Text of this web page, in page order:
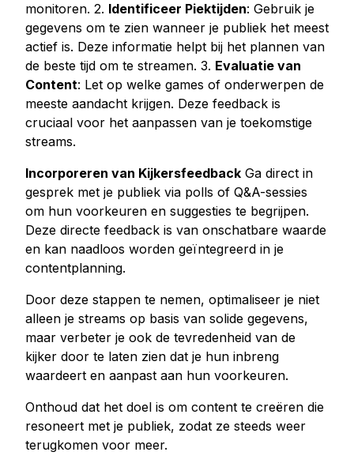
Youtube kijkuren kopen
Meer diensten
Audiomateriaal kopen
LinkedIn volgers kopen
Tiktok live beelden kopen
Twitch volgers kopen
Twitch Livestream bekeken kopen
monitoren. 2. Identificeer Piektijden: Gebruik je
gegevens om te zien wanneer je publiek het meest
actief is. Deze informatie helpt bij het plannen van
de beste tijd om te streamen. 3. Evaluatie van
Content: Let op welke games of onderwerpen de
meeste aandacht krijgen. Deze feedback is
cruciaal voor het aanpassen van je toekomstige
streams.
Incorporeren van Kijkersfeedback Ga direct in
gesprek met je publiek via polls of Q&A-sessies
om hun voorkeuren en suggesties te begrijpen.
Deze directe feedback is van onschatbare waarde
en kan naadloos worden geïntegreerd in je
contentplanning.
Door deze stappen te nemen, optimaliseer je niet
alleen je streams op basis van solide gegevens,
maar verbeter je ook de tevredenheid van de
kijker door te laten zien dat je hun inbreng
waardeert en aanpast aan hun voorkeuren.
Onthoud dat het doel is om content te creëren die
resoneert met je publiek, zodat ze steeds weer
terugkomen voor meer.